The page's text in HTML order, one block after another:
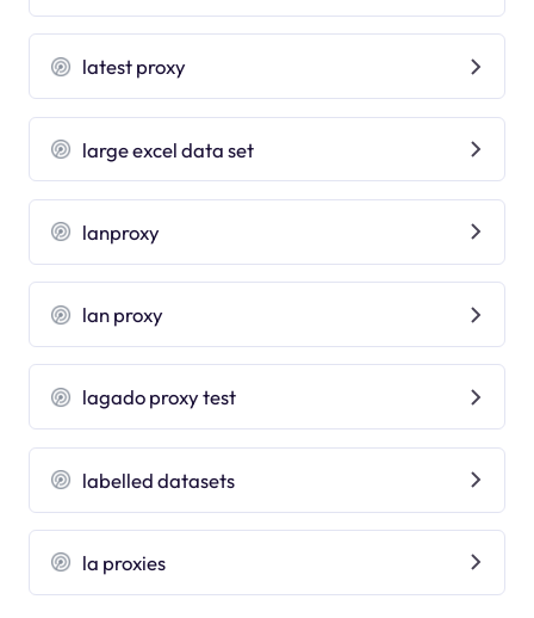
latest proxy
large excel data set
lanproxy
lan proxy
lagado proxy test
labelled datasets
la proxies